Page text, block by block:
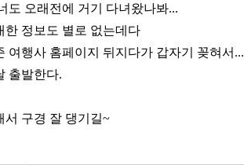
도 오래전에 거기 다녀왔나봐...
한 정보도 별로 없는데다
여행사 홈페이지 뒤지다가 갑자기 꽂혀서...
출발한다.
서 구경 잘 댕기길~